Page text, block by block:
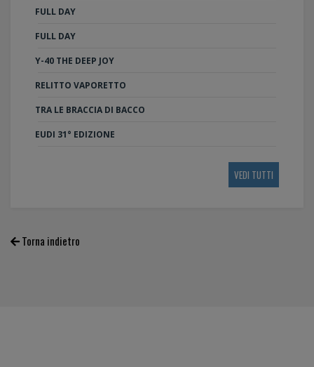
FULL DAY
FULL DAY
Y-40 THE DEEP JOY
RELITTO VAPORETTO
TRA LE BRACCIA DI BACCO
EUDI 31° EDIZIONE
VEDI TUTTI
Torna indietro